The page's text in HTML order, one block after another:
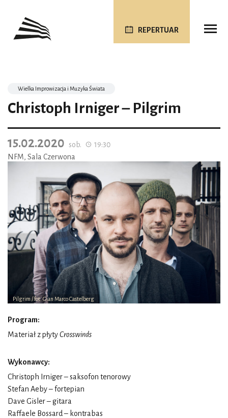
REPERTUAR
Pilgrim / fot. Gian Marco Castelberg
Wielka Improwizacja i Muzyka Świata
Christoph Irniger – Pilgrim
15.02.2020 sob.
19:30
NFM, Sala Czerwona
Program:
Materiał z płytyCrosswinds
Wykonawcy:
Christoph Irniger – saksofon tenorowy
Stefan Aeby – fortepian
Dave Gisler – gitara
Raffaele Bossard – kontrabas